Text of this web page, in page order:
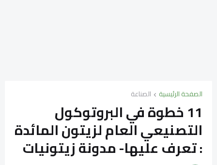
الصفحة الرئيسية الصناعة
11 خطوة في البروتوكول
التصنيعي العام لزيتون المائدة
: تعرف عليها- مدونة زيتونيات